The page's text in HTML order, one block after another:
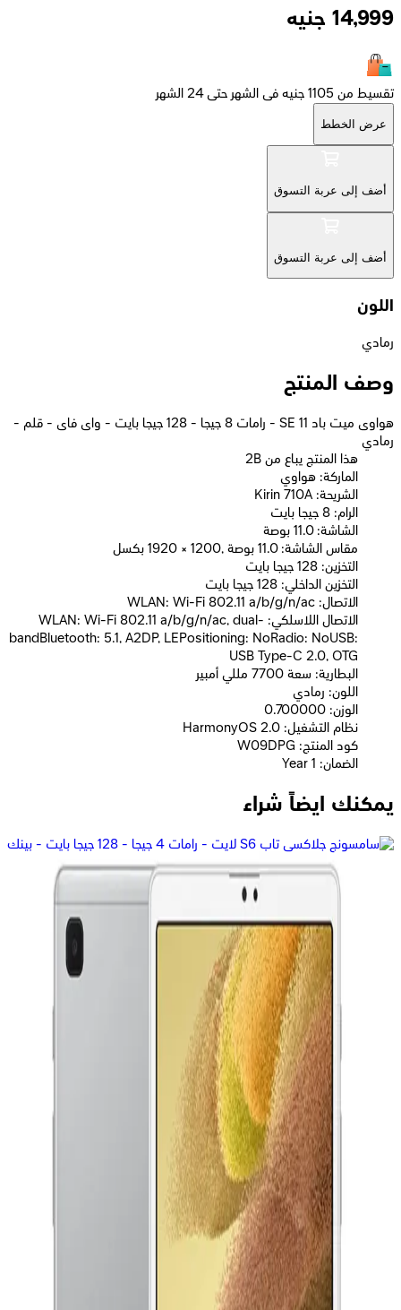
14,999 جنيه
تقسيط من 1105 جنيه فى الشهر حتى 24 الشهر
عرض الخطط
أضف إلى عربة التسوق
أضف إلى عربة التسوق
اللون
رمادي
وصف المنتج
هواوى ميت باد SE 11 - رامات 8 جيجا - 128 جيجا بايت - واى فاى - قلم -
رمادي
2B هذا المنتج يباع من
الماركة: هواوي
الشريحة: Kirin 710A
الرام: 8 جيجا بايت
الشاشة: 11.0 بوصة
مقاس الشاشة: 11.0 بوصة ,1200 × 1920 بكسل
التخزين: 128 جيجا بايت
التخزين الداخلي: 128 جيجا بايت
الاتصال: WLAN: Wi-Fi 802.11 a/b/g/n/ac
الاتصال اللاسلكي: WLAN: Wi-Fi 802.11 a/b/g/n/ac, dual-
bandBluetooth: 5.1, A2DP, LEPositioning: NoRadio: NoUSB:
USB Type-C 2.0, OTG
البطارية: سعة 7700 مللي أمبير
اللون: رمادي
الوزن: 0.700000
نظام التشغيل: HarmonyOS 2.0
كود المنتج: W09DPG
الضمان: 1 Year
يمكنك ايضاً شراء
هواوى ميت باد SE 11 - رامات 8 جيجا - 128 جيجا بايت - واى فاى -
قلم - أزرق
14,999
يبدأ من 1105 جنيه / الشهر
هونر باد 10 12.1 بوصة - رامات 8 جيجا - 256 جيجا بايت - واي فاي -
كيبورد - رمادي
22,399
جنيه
يبدأ من 1650 جنيه / الشهر
لينوفو يوجا تاب بلس - واي فاي - رامات 16 جيجا - 256 جيجا بايت -
لوحة مفاتيح + قلم - أزرق
45,999
يبدأ من 3388 جنيه / الشهر
ZA4K0027EG
4,699
الدعم عبر البريد الالكترونيInfo@halan.com
الدعم عبر الهاتف16303